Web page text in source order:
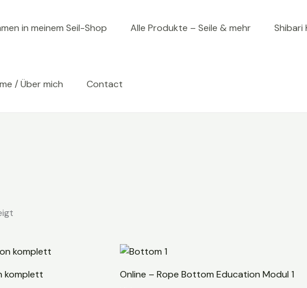
in meinem Seil-Shop Alle Produkte – Seile & mehr Shibari
/ Über mich Contact
komplett Online – Rope Bottom Education Modul 1